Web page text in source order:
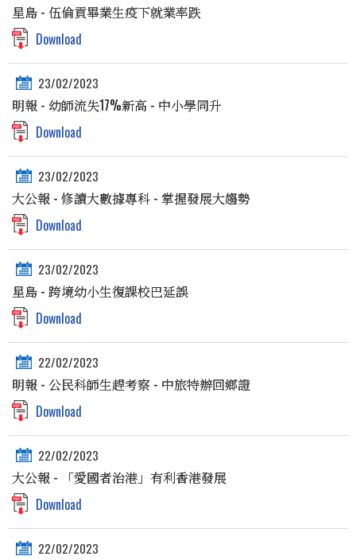
星島 - 伍倫貢畢業生疫下就業率跌
Download
23/02/2023
明報 - 幼師流失17%新高 - 中小學同升
Download
23/02/2023
大公報 - 修讀大數據專科 - 掌握發展大趨勢
Download
23/02/2023
星島 - 跨境幼小生復課校巴延誤
Download
22/02/2023
明報 - 公民科師生趕考察 - 中旅特辦回鄉證
Download
22/02/2023
大公報 - 「愛國者治港」有利香港發展
Download
22/02/2023